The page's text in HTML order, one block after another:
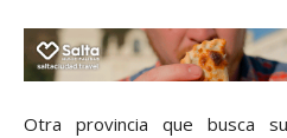
Otra provincia que busca